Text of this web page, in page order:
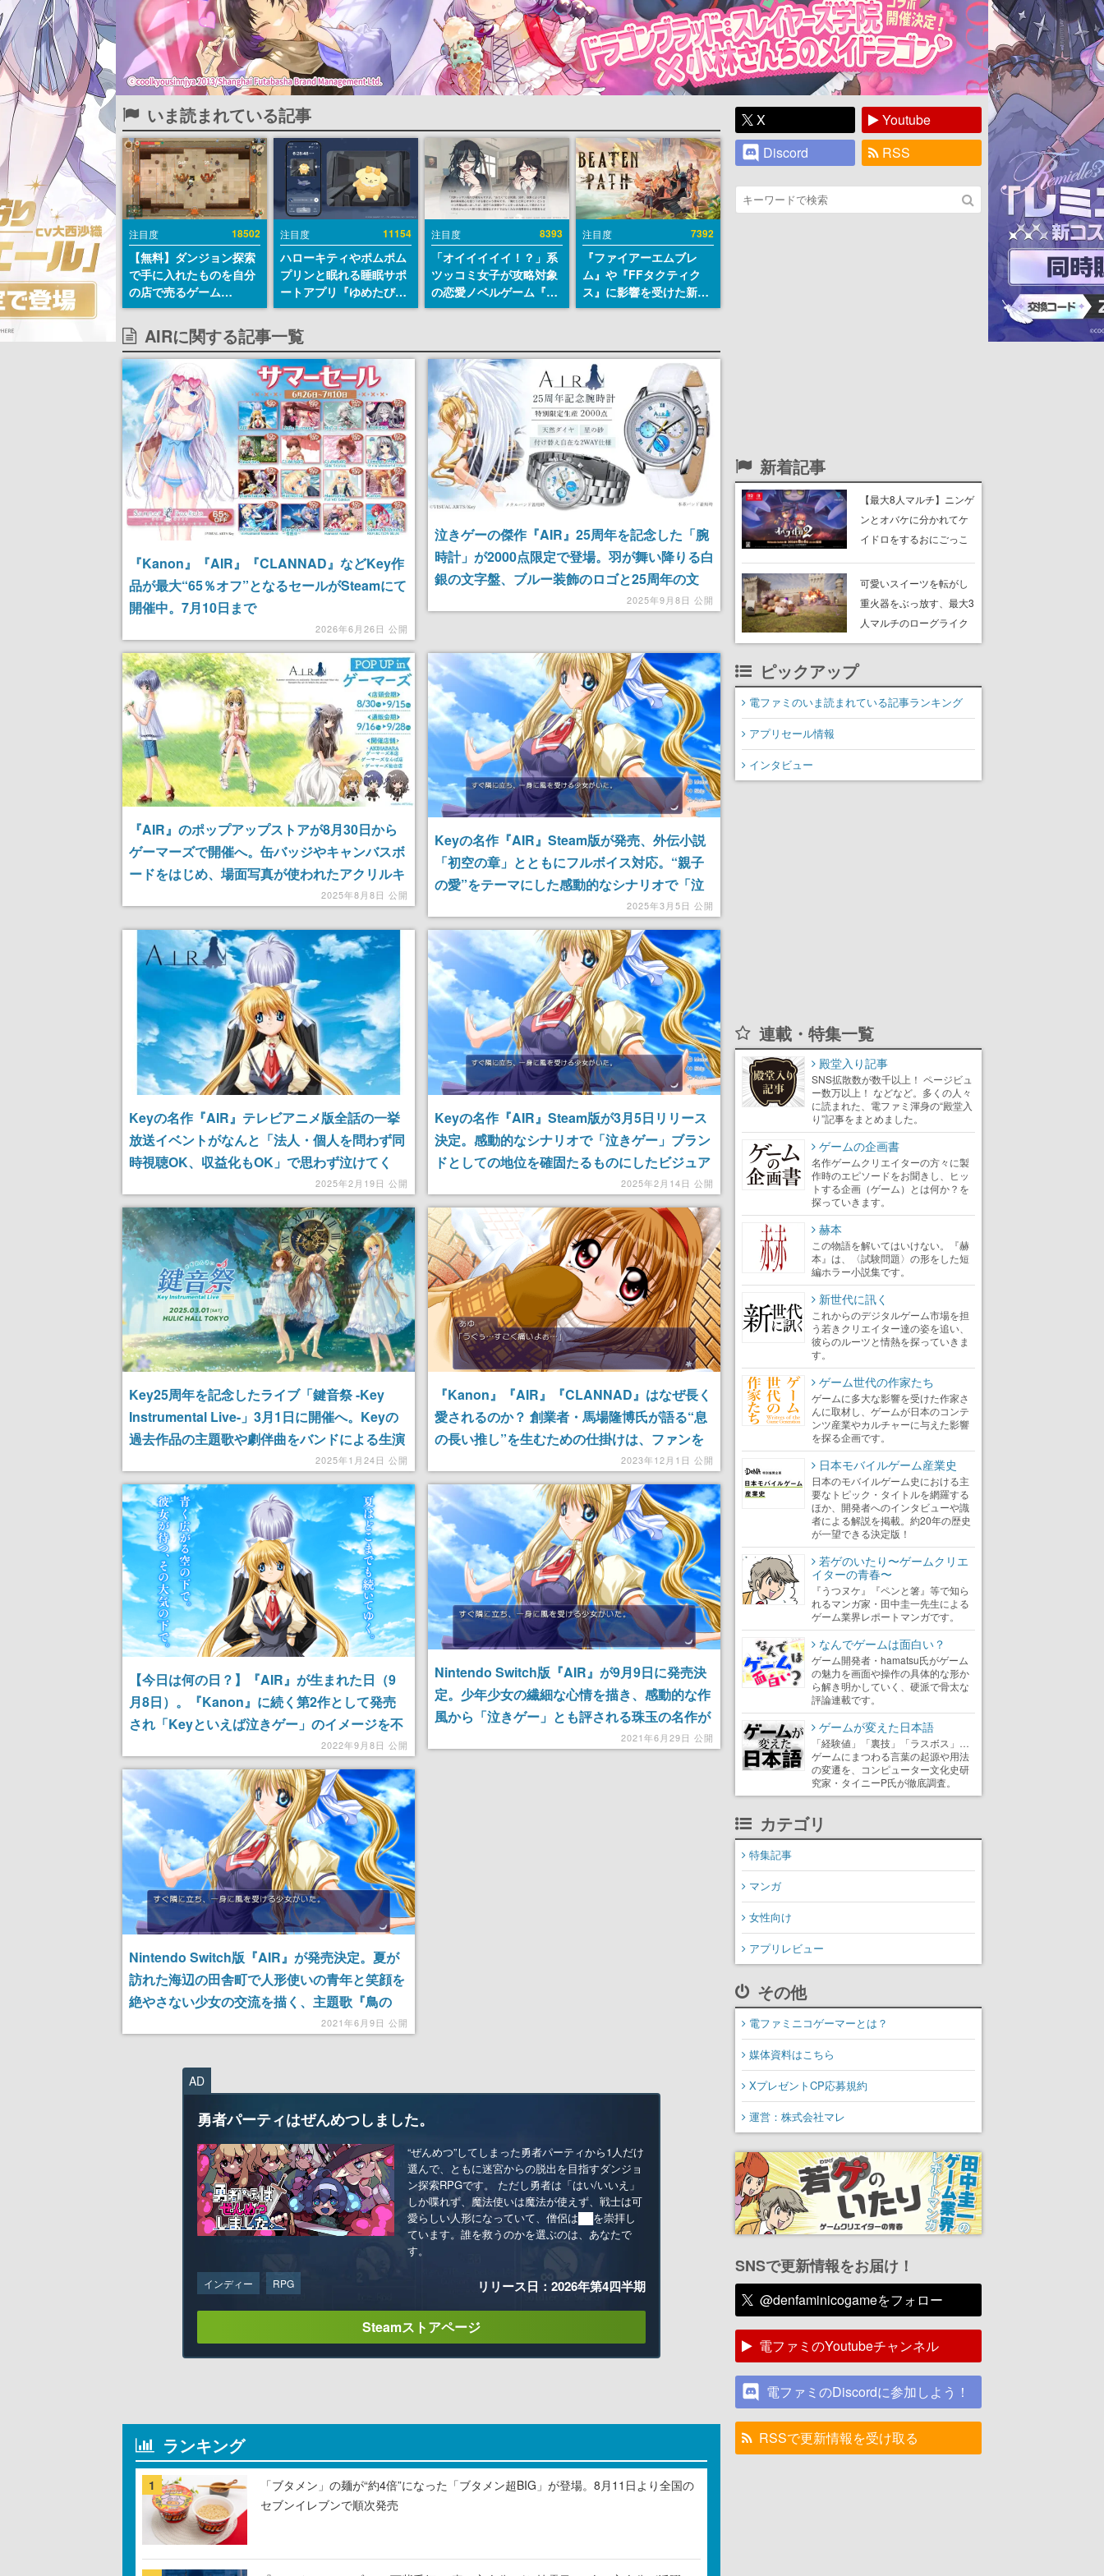
いま読まれている記事
注目度 18502
【無料】ダンジョン探索
で手に入れたものを自分
の店で売るゲーム
『Moonlighter』が
Steamにて無料配布中！
続編『Moonlighter 2』
の9月2日正式リリースを
記念したキャンペーン
注目度 11154
ハローキティやポムポム
プリンと眠れる睡眠サポ
ートアプリ『ゆめたび』
が配信中。キャラごとの
ASMRや目覚ましアラー
ムも搭載
注目度 8393
「オイイイイイ！？」系
ツッコミ女子が攻略対象
の恋愛ノベルゲーム『美
術部カノジョ』Steamス
ー？＾＾」暗黒微笑の夢
女子や、萌え声不思議ち
ゃん女子と青春を謳歌
注目度 7392
『ファイアーエムブレ
ム』や『FFタクティク
ス』に影響を受けた新作
戦略RPG『Beaten
PS5、Xbox、Switch向
けにリリース予定
AIRに関する記事一覧
『Kanon』『AIR』『CLANNAD』などKey作
品が最大“65％オフ”となるセールがSteamにて
開催中。7月10日まで
2026年6月26日 公開
泣きゲーの傑作『AIR』25周年を記念した「腕
時計」が2000点限定で登場。羽が舞い降りる白
銀の文字盤、ブルー装飾のロゴと25周年の文
字、チャプターリングに刻まれた各章タイトル
2025年9月8日 公開
『AIR』のポップアップストアが8月30日から
ゲーマーズで開催へ。缶バッジやキャンバスボ
ードをはじめ、場面写真が使われたアクリルキ
2025年8月8日 公開
Keyの名作『AIR』Steam版が発売、外伝小説
「初空の章」とともにフルボイス対応。“親子
の愛”をテーマにした感動的なシナリオで「泣
きゲー」として知られるビジュアルノベル
2025年3月5日 公開
Keyの名作『AIR』テレビアニメ版全話の一挙
放送イベントがなんと「法人・個人を問わず同
時視聴OK、収益化もOK」で思わず泣けてく
る。2月22日・23日に放送、さらに1週間無料
のアーカイブ公開まで
2025年2月19日 公開
Keyの名作『AIR』Steam版が3月5日リリース
決定。感動的なシナリオで「泣きゲー」ブラン
ドとしての地位を確固たるものにしたビジュア
ルノベル。外伝小説が元の「初空の章」含め全
編フルボイス対応に
2025年2月14日 公開
Key25周年を記念したライブ「鍵音祭 -Key
Instrumental Live-」3月1日に開催へ。Keyの
過去作品の主題歌や劇伴曲をバンドによる⽣演
奏で鑑賞できる初の音楽イベント。『鳥の詩』
などで知られる作曲者・折戸伸治氏がMCを務
める
2025年1月24日 公開
『Kanon』『AIR』『CLANNAD』はなぜ長く
愛されるのか？ 創業者・馬場隆博氏が語る“息
の長い推し”を生むための仕掛けは、ファンを
疑わないことだった【IMART2023】2023年12月1日 公開
【今日は何の日？】『AIR』が生まれた日（9
月8日）。『Kanon』に続く第2作として発売
され「Keyといえば泣きゲー」のイメージを不
動にした恋愛アドベンチャーゲーム2022年9月8日 公開
Nintendo Switch版『AIR』が9月9日に発売決
定。少年少女の繊細な心情を描き、感動的な作
風から「泣きゲー」とも評される珠玉の名作が
2021年6月29日 公開
Nintendo Switch版『AIR』が発売決定。夏が
訪れた海辺の田舎町で人形使いの青年と笑顔を
絶やさない少女の交流を描く、主題歌『鳥の
詩』も一世風靡した「泣きゲー」の名作2021年6月9日 公開
AD
勇者パーティはぜんめつしました。
“ぜんめつ”してしまった勇者パーティから1人だけ
選んで、ともに迷宮からの脱出を目指すダンジョ
ン探索RPGです。 ただし勇者は「はい/いいえ」
しか喋れず、魔法使いは魔法が使えず、戦士は可
愛らしい人形になっていて、僧侶は██を崇拝し
ています。誰を救うのかを選ぶのは、あなたで
す。
インディー RPG リリース日：2026年第4四半期
Steamストアページ
ランキング
1
「ブタメン」の麺が“約4倍”になった「ブタメン超BIG」が登場。8月11日より全国の
セブンイレブンで順次発売
X
Youtube
Discord
RSS
新着記事
【最大8人マルチ】ニンゲ
ンとオバケに分かれてケ
イドロをするおにごっこ
２』のNintendo Switch版
が本日発売。追加DLCで
新オバケ「ガシャ」が登
可愛いスイーツを転がし
重火器をぶっ放す、最大3
人マルチのローグライク
アクションゲーム『チョ
シュが巻き起こる戦場で
敵を倒し、コインを集め
ピックアップ
電ファミのいま読まれている記事ランキング
アプリセール情報
インタビュー
連載・特集一覧
殿堂入り記事
SNS拡散数が数千以上！ ページビュ
ー数万以上！ などなど。多くの人々
に読まれた、電ファミ渾身の“殿堂入
り”記事をまとめました。
ゲームの企画書
名作ゲームクリエイターの方々に製
作時のエピソードをお聞きし、ヒッ
トする企画（ゲーム）とは何か？を
探っていきます。
赫本
この物語を解いてはいけない。『赫
本』は、〈試験問題〉の形をした短
編ホラー小説集です。
新世代に訊く
これからのデジタルゲーム市場を担
う若きクリエイター達の姿を追い、
彼らのルーツと情熱を探っていきま
す。
ゲーム世代の作家たち
ゲームに多大な影響を受けた作家さ
んに取材し、ゲームが日本のコンテ
ンツ産業やカルチャーに与えた影響
を探る企画です。
日本モバイルゲーム産業史
日本のモバイルゲーム史における主
要なトピック・タイトルを網羅する
ほか、開発者へのインタビューや識
者による解説を掲載。約20年の歴史
が一望できる決定版！
若ゲのいたり〜ゲームクリエ
イターの青春〜
『うつヌケ』『ペンと箸』等で知ら
れるマンガ家・田中圭一先生による
ゲーム業界レポートマンガです。
なんでゲームは面白い？
ゲーム開発者・hamatsu氏がゲーム
の魅力を画面や操作の具体的な形か
ら解き明かしていく、硬派で骨太な
評論連載です。
ゲームが変えた日本語
「経験値」「裏技」「ラスボス」…
ゲームにまつわる言葉の起源や用法
の変遷を、コンピューター文化史研
究家・タイニーP氏が徹底調査。
カテゴリ
特集記事
マンガ
女性向け
アプリレビュー
その他
電ファミニコゲーマーとは？
媒体資料はこちら
XプレゼントCP応募規約
運営：株式会社マレ
SNSで更新情報をお届け！
@denfaminicogameをフォロー
電ファミのYoutubeチャンネル
電ファミのDiscordに参加しよう！
RSSで更新情報を受け取る